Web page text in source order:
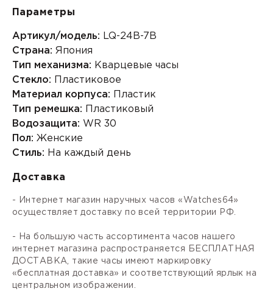
Параметры
Артикул/модель: LQ-24B-7B
Страна: Япония
Тип механизма: Кварцевые часы
Стекло: Пластиковое
Материал корпуса: Пластик
Тип ремешка: Пластиковый
Водозащита: WR 30
Пол: Женские
Стиль: На каждый день
Доставка
- Интернет магазин наручных часов «Watches64»
осуществляет доставку по всей территории РФ.
- На большую часть ассортимента часов нашего
интернет магазина распространяется БЕСПЛАТНАЯ
ДОСТАВКА, такие часы имеют маркировку
«бесплатная доставка» и соответствующий ярлык на
центральном изображении.